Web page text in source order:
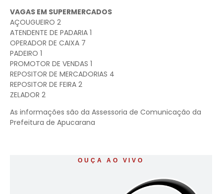
VAGAS EM SUPERMERCADOS
AÇOUGUEIRO 2
ATENDENTE DE PADARIA 1
OPERADOR DE CAIXA 7
PADEIRO 1
PROMOTOR DE VENDAS 1
REPOSITOR DE MERCADORIAS 4
REPOSITOR DE FEIRA 2
ZELADOR 2
As informações são da Assessoria de Comunicação da
Prefeitura de Apucarana
OUÇA AO VIVO